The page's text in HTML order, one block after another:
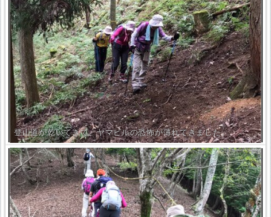
登山道が乾いてきて、ヤマビルの恐怖が薄れてきました。